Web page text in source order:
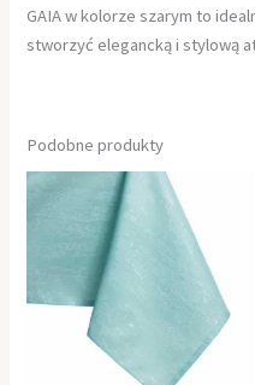
GAIA w kolorze szarym to
stworzyć elegancką i stylową
Podobne produkty